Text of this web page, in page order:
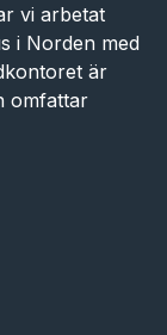
vi arbetat
i Norden med
är
omfattar